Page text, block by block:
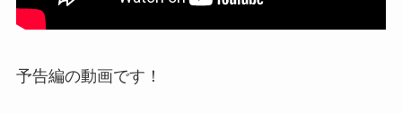
予告編の動画です！